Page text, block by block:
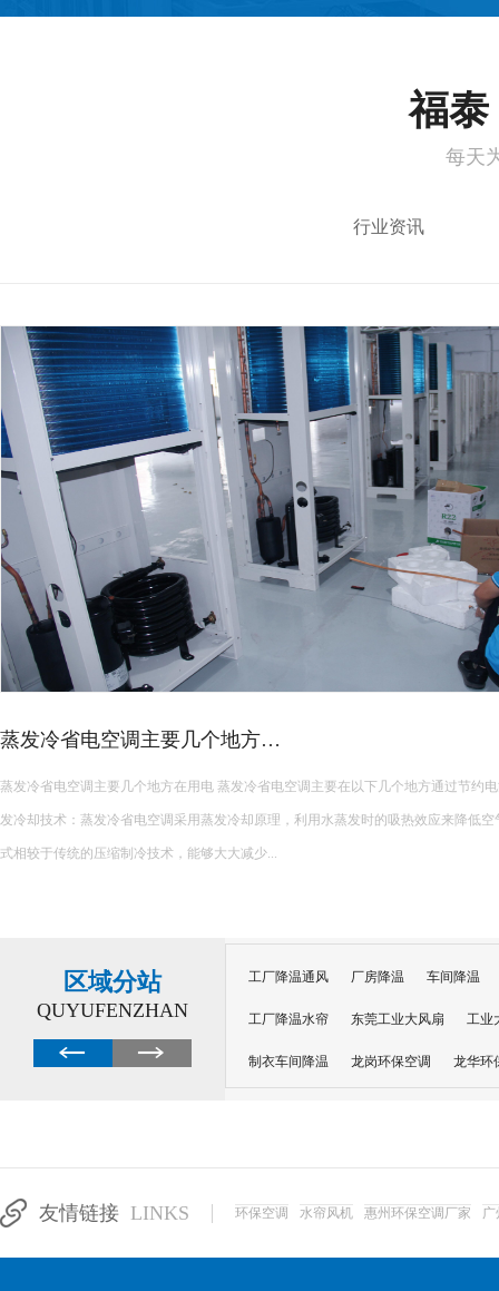
福泰
每天
行业资讯
蒸发冷省电空调主要几个地方…
蒸发冷省电空调主要几个地方在用电 蒸发冷省电空调主要在以下几个地方通过节约电能来降低能耗： 高效蒸
发冷却技术：蒸发冷省电空调采用蒸发冷却原理，利用水蒸发时的吸热效应来降低
式相较于传统的压缩制冷技术，能够大大减少...
区域分站
QUYUFENZHAN
工厂降温通风 厂房降温 车间降温
工厂降温水帘 东莞工业大风扇 工业
制衣车间降温 龙岗环保空调 龙华环
友情链接 LINKS 环保空调 水帘风机 惠州环保空调厂家 广